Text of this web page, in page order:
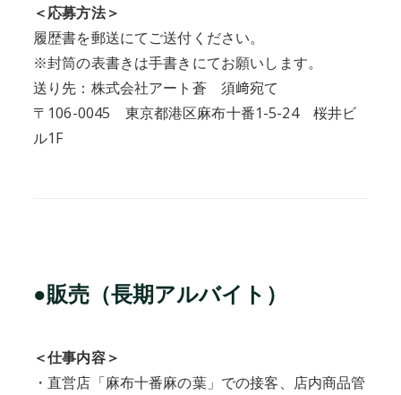
＜応募方法＞
履歴書を郵送にてご送付ください。
※封筒の表書きは手書きにてお願いします。
送り先：株式会社アート蒼 須﨑宛て
〒106-0045 東京都港区麻布十番1-5-24 桜井ビ
ル1F
●販売（長期アルバイト）
＜仕事内容＞
・直営店「麻布十番麻の葉」での接客、店内商品管